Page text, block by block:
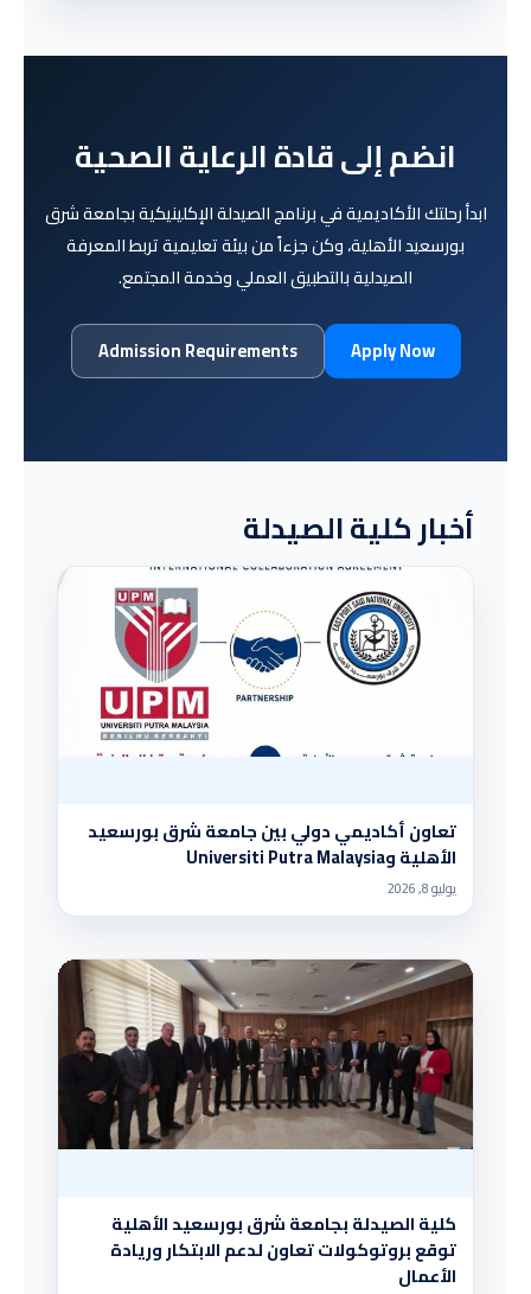
انضم إلى قادة الرعاية الصحية
ابدأ رحلتك الأكاديمية في برنامج الصيدلة الإكلينيكية بجامعة شرق
بورسعيد الأهلية، وكن جزءاً من بيئة تعليمية تربط المعرفة
الصيدلية بالتطبيق العملي وخدمة المجتمع.
Apply Now
Admission Requirements
أخبار كلية الصيدلة
تعاون أكاديمي دولي بين جامعة شرق بورسعيد
الأهلية وUniversiti Putra Malaysia
يوليو 8, 2026
كلية الصيدلة بجامعة شرق بورسعيد الأهلية
توقع بروتوكولات تعاون لدعم الابتكار وريادة
الأعمال